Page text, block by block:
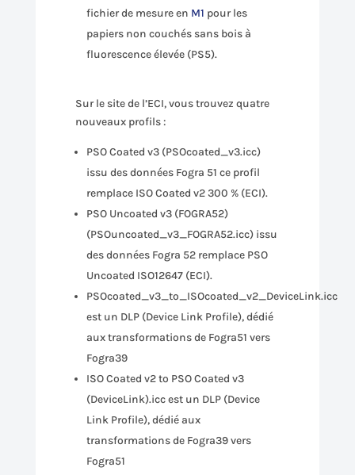
fichier de mesure en M1 pour les
papiers non couchés sans bois à
fluorescence élevée (PS5).
Sur le site de l’ECI, vous trouvez quatre
nouveaux profils :
PSO Coated v3 (PSOcoated_v3.icc)
issu des données Fogra 51 ce profil
remplace ISO Coated v2 300 % (ECI).
PSO Uncoated v3 (FOGRA52)
(PSOuncoated_v3_FOGRA52.icc) issu
des données Fogra 52 remplace PSO
Uncoated ISO12647 (ECI).
PSOcoated_v3_to_ISOcoated_v2_DeviceLink.icc
est un DLP (Device Link Profile), dédié
aux transformations de Fogra51 vers
Fogra39
ISO Coated v2 to PSO Coated v3
(DeviceLink).icc est un DLP (Device
Link Profile), dédié aux
transformations de Fogra39 vers
Fogra51